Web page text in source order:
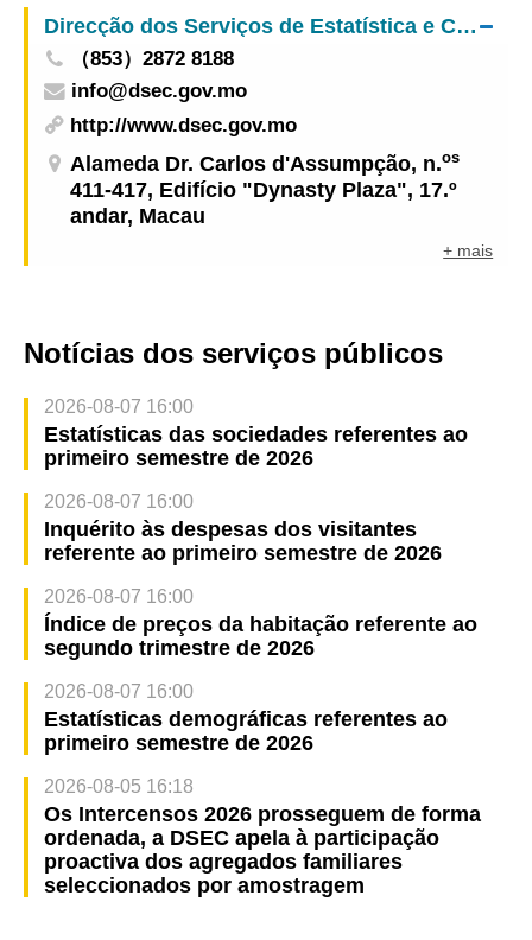
Posto Fronteiriço da Parte de Macau do Posto
Fronteiriço Hengqin
Direcção dos Serviços de Estatística e Censos
（853）2872 8188
info@dsec.gov.mo
http://www.dsec.gov.mo
Alameda Dr. Carlos d'Assumpção, n.os
411-417, Edifício "Dynasty Plaza", 17.º
andar, Macau
+ mais
Notícias dos serviços públicos
2026-08-07 16:00
Estatísticas das sociedades referentes ao
primeiro semestre de 2026
2026-08-07 16:00
Inquérito às despesas dos visitantes
referente ao primeiro semestre de 2026
2026-08-07 16:00
Índice de preços da habitação referente ao
segundo trimestre de 2026
2026-08-07 16:00
Estatísticas demográficas referentes ao
primeiro semestre de 2026
2026-08-05 16:18
Os Intercensos 2026 prosseguem de forma
ordenada, a DSEC apela à participação
proactiva dos agregados familiares
seleccionados por amostragem